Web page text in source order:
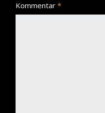
Kommentar *